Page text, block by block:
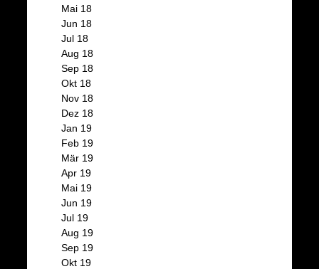
Mai 18
Jun 18
Jul 18
Aug 18
Sep 18
Okt 18
Nov 18
Dez 18
Jan 19
Feb 19
Mär 19
Apr 19
Mai 19
Jun 19
Jul 19
Aug 19
Sep 19
Okt 19